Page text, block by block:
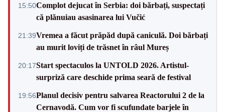
15:50Complot dejucat în Serbia: doi bărbați, suspectați
că plănuiau asasinarea lui Vučić
21:39Vremea a făcut prăpăd după caniculă. Doi bărbați
au murit loviți de trăsnet în râul Mureș
20:17Start spectaculos la UNTOLD 2026. Artistul-
surpriză care deschide prima seară de festival
19:56Planul decisiv pentru salvarea Reactorului 2 de la
Cernavodă. Cum vor fi scufundate barjele în